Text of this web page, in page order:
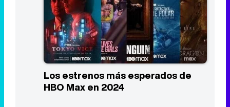
Los estrenos más esperados de
HBO Max en 2024